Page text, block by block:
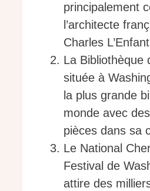
principalement
l’architecte
Charles
La Bibliothèque
située à
la plus grande
monde avec
pièces dans sa
Le National
Festival de
attire des